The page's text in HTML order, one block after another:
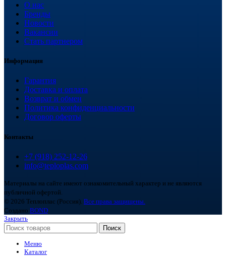
О нас
Бренды
Новости
Вакансии
Стать партнером
Информация
Гарантия
Доставка и оплата
Возврат и обмен
Политика конфиденциальности
Договор оферты
Контакты
+7 (918) 252-12-26
info@teploplas.com
Материалы на сайте имеют ознакомительный характер и не являются
публичной офертой.
© 2026 Теплоплас (Россия). Все права защищены.
Создано BOND
Закрыть
Поиск
Меню
Каталог